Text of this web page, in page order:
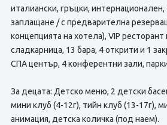
италиански, гръцки,
заплащане / с предварителна
концепцията на хотела), VIP ресторант
сладкарница, 13 бара, 4 открити и 1
СПА център, 4 конферентни зали,
За децата: Детско меню, 2 детски
мини клуб (4-12г), тийн клуб (13-17г),
анимация, детска количка (под наем).